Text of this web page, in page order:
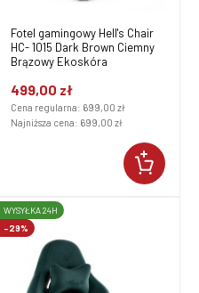
Fotel gamingowy Hell's Chair
HC- 1015 Dark Brown Ciemny
Brązowy Ekoskóra
499,00 zł
Cena regularna: 699,00 zł
Najniższa cena: 699,00 zł
-29%
WYSYŁKA 24H